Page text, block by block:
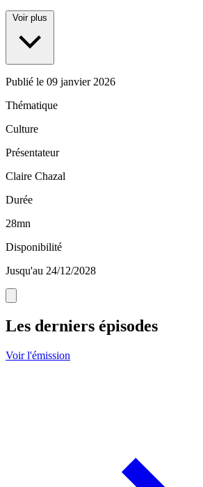
Voir plus
Publié le 09 janvier 2026
Thématique
Culture
Présentateur
Claire Chazal
Durée
28mn
Disponibilité
Jusqu'au 24/12/2028
Les derniers épisodes
Voir l'émission